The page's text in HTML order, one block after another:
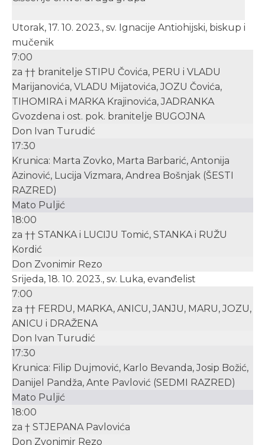
Utorak, 17. 10. 2023., sv. Ignacije Antiohijski, biskup i
mučenik
7:00
za †† branitelje STIPU Čovića, PERU i VLADU
Marijanovića, VLADU Mijatovića, JOZU Čovića,
TIHOMIRA i MARKA Krajinovića, JADRANKA
Gvozdena i ost. pok. branitelje BUGOJNA
Don Ivan Turudić
17:30
Krunica: Marta Zovko, Marta Barbarić, Antonija
Azinović, Lucija Vizmara, Andrea Bošnjak (ŠESTI
RAZRED)
Mato Puljić
18:00
za †† STANKA i LUCIJU Tomić, STANKA i RUŽU
Kordić
Don Zvonimir Rezo
Srijeda, 18. 10. 2023., sv. Luka, evanđelist
7:00
za †† FERDU, MARKA, ANICU, JANJU, MARU, JOZU,
ANICU i DRAŽENA
Don Ivan Turudić
17:30
Krunica: Filip Dujmović, Karlo Bevanda, Josip Božić,
Danijel Pandža, Ante Pavlović (SEDMI RAZRED)
Mato Puljić
18:00
za † STJEPANA Pavlovića
Don Zvonimir Rezo